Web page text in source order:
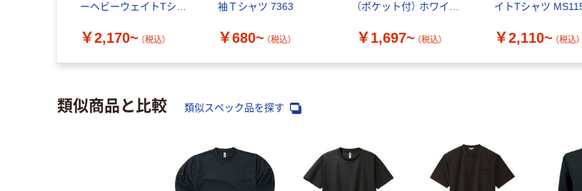
ーヘビーウェイトTシャ
￥2,170~ （税込）
袖Ｔシャツ 7363
￥680~ （税込）
（ポケット付） ホワイト
￥1,697~ （税込）
イトTシャツ
￥2,110~ （税込）
類似商品と比較 類似スペック品を探す